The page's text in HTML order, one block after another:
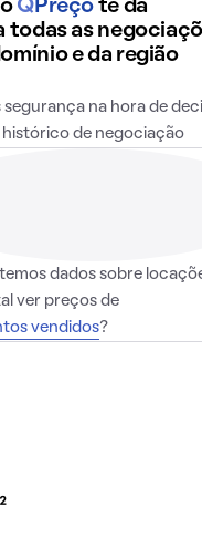
QPreço te dá
todas as
e da região
segurança na hora de
histórico de negociação
dados sobre
ver preços de
vendidos?